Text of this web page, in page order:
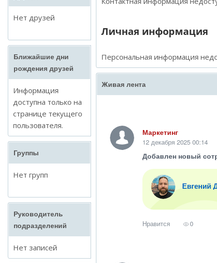
Нет друзей
Ближайшие дни
рождения друзей
Информация
доступна только на
странице текущего
пользователя.
Группы
Нет групп
Руководитель
подразделений
Нет записей
Личная информация
Персональная информация
Живая лента
Маркетинг
12 декабря 2025 00:14
Добавлен новый
Евгений
Нравится 0